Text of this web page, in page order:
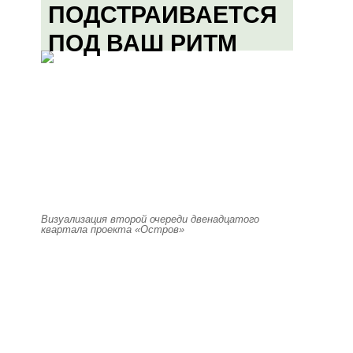
ПОДСТРАИВАЕТСЯ
ПОД ВАШ РИТМ
Визуализация второй очереди двенадцатого
квартала проекта «Остров»